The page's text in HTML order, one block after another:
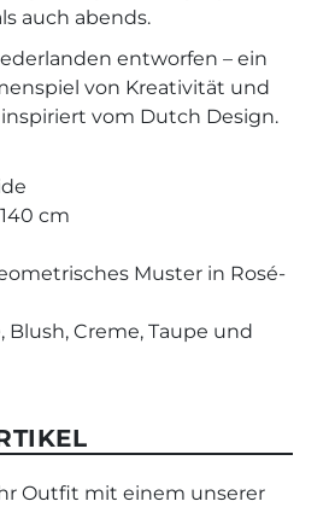
auch abends.
entworfen – ein
von Kreativität und
vom Dutch Design.
cm
Muster in Rosé-
Blush, Creme, Taupe und
Outfit mit einem unserer